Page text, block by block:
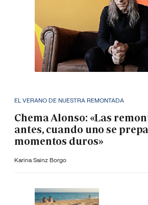
EL VERANO DE NUESTRA REMONTADA
Chema Alonso: «Las
antes, cuando uno se
momentos duros»
Karina Sainz Borgo